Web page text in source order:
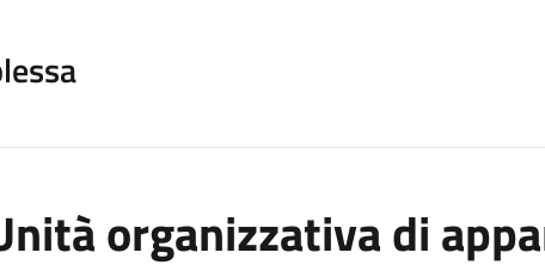
organizzativa di